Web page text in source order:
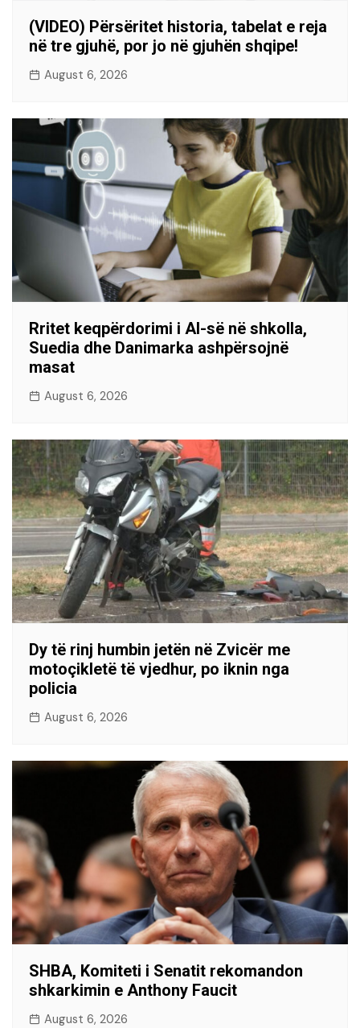
(VIDEO) Përsëritet historia, tabelat e reja
në tre gjuhë, por jo në gjuhën shqipe!
August 6, 2026
Rritet keqpërdorimi i AI-së në shkolla,
Suedia dhe Danimarka ashpërsojnë
masat
August 6, 2026
Dy të rinj humbin jetën në Zvicër me
motoçikletë të vjedhur, po iknin nga
policia
August 6, 2026
SHBA, Komiteti i Senatit rekomandon
shkarkimin e Anthony Faucit
August 6, 2026